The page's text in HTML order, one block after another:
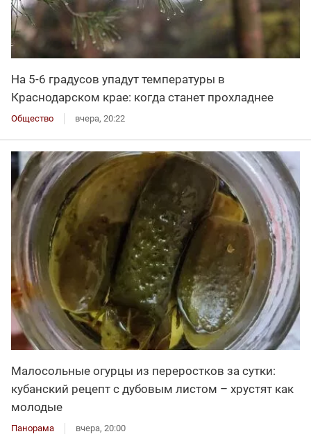
На 5-6 градусов упадут температуры в
Краснодарском крае: когда станет прохладнее
Общество вчера, 20:22
Малосольные огурцы из переростков за сутки:
кубанский рецепт с дубовым листом – хрустят как
молодые
Панорама вчера, 20:00